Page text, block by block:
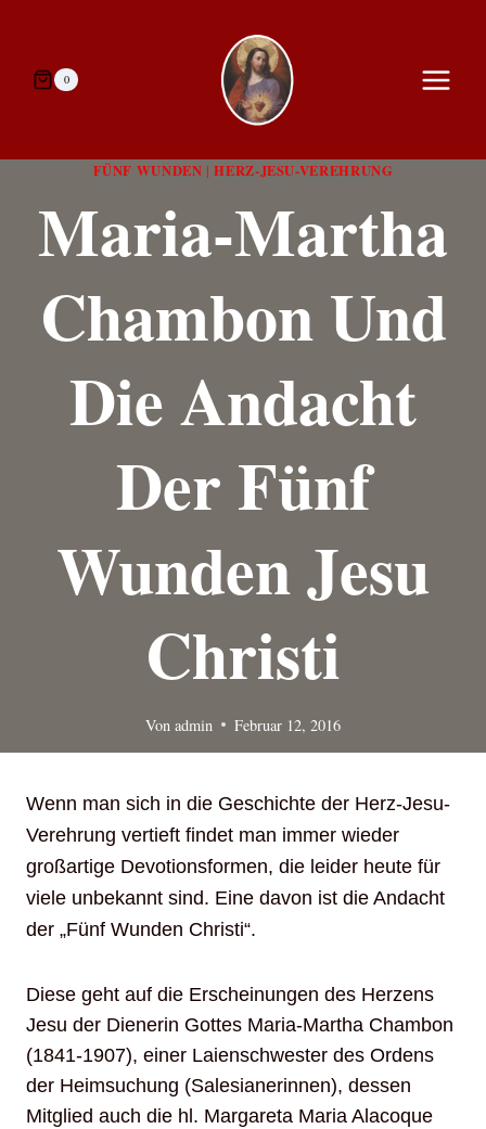
springen0
FÜNF WUNDEN |HERZ-JESU-VEREHRUNG
Maria-Martha
Chambon Und
Die Andacht
Der Fünf
Wunden Jesu
Christi
Von admin Februar 12, 2016
Wenn man sich in die Geschichte der Herz-Jesu-
Verehrung vertieft findet man immer wieder
großartige Devotionsformen, die leider heute für
viele unbekannt sind. Eine davon ist die Andacht
der „Fünf Wunden Christi“.
Diese geht auf die Erscheinungen des Herzens
Jesu der Dienerin Gottes Maria-Martha Chambon
(1841-1907), einer Laienschwester des Ordens
der Heimsuchung (Salesianerinnen), dessen
Mitglied auch die hl. Margareta Maria Alacoque